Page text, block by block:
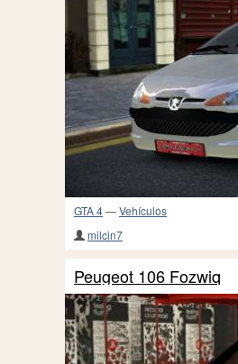
GTA 4—Vehículos
milcin7
Peugeot 106 Fozwiq